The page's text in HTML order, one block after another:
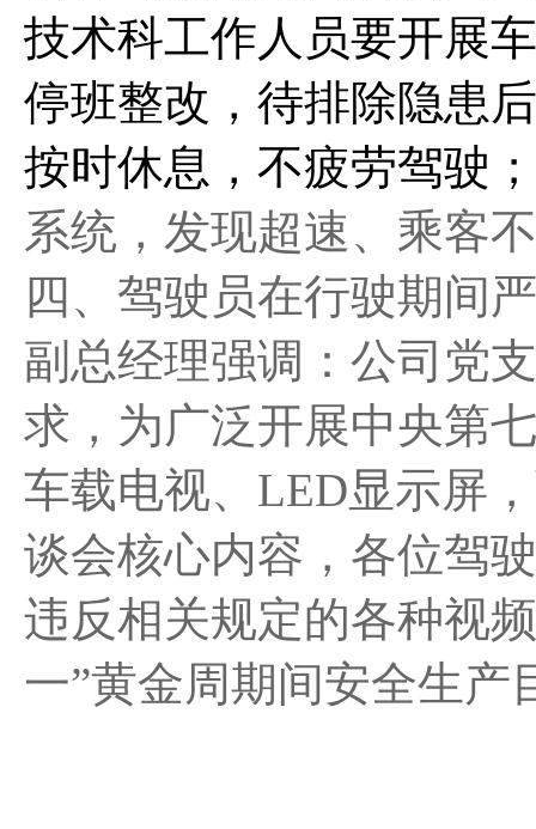
技术科工作人员要开展
停班整改，待排除隐患
按时休息，不疲劳驾驶
系统，发现超速、乘客
四、驾驶员在行驶期间
副总经理强调：公司 党
求， 为广泛开展中央第
车载电视、 LED显示屏
谈会核心内容，各位驾
违反相关规定的各种视
一”黄金周期间安全生产